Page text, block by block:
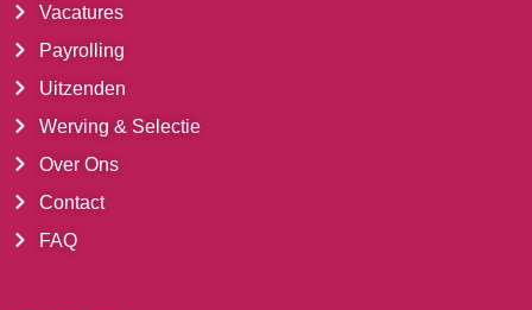
Vacatures
Payrolling
Uitzenden
Werving & Selectie
Over Ons
Contact
FAQ